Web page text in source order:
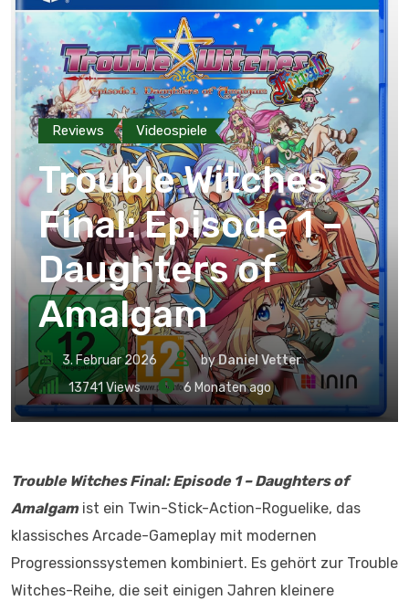
Reviews Videospiele
Trouble Witches
Final: Episode 1 –
Daughters of
Amalgam
3. Februar 2026 byDaniel Vetter
13741 Views 6 Monaten ago
Trouble Witches Final: Episode 1 – Daughters of
Amalgamist ein Twin-Stick-Action-Roguelike, das
klassisches Arcade-Gameplay mit modernen
Progressionssystemen kombiniert. Es gehört zur Trouble
Witches-Reihe, die seit einigen Jahren kleinere